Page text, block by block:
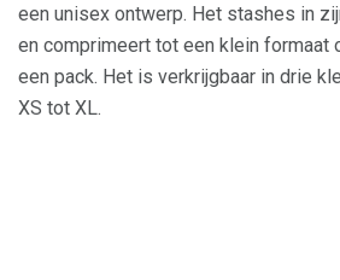
een unisex ontwerp. Het stashes in
en comprimeert tot een klein formaat
een pack. Het is verkrijgbaar in drie
XS tot XL.